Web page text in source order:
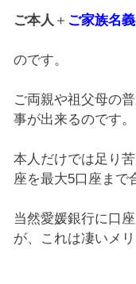
ご本人 ＋ ご家族名
のです。
ご両親や祖父母の
事が出来るのです。
本人だけでは足り
座を最大5口座まで
当然愛媛銀行に口
が、これは凄いメリ